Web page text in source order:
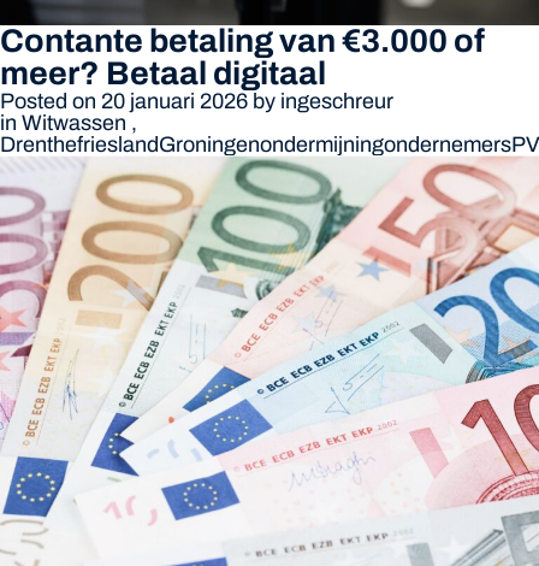
Contante betaling van €3.000 of
meer? Betaal digitaal
Posted on 20 januari 2026 by ingeschreur
in Witwassen ,
DrenthefrieslandGroningenondermijningondernemers